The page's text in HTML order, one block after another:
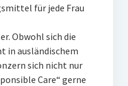
für jede Frau
Obwohl sich die
in ausländischem
sich nicht nur
Care“ gerne